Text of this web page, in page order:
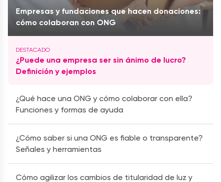
Empresas y fundaciones que hacen donaciones:
cómo colaboran con ONG
¿Puede una empresa ser sin ánimo de lucro?
Definición y ejemplos
¿Qué hace una ONG y cómo colaborar con ella?
Funciones y formas de ayuda
¿Cómo saber si una ONG es fiable o transparente?
Señales y herramientas
Cómo agilizar los cambios de titularidad de luz y